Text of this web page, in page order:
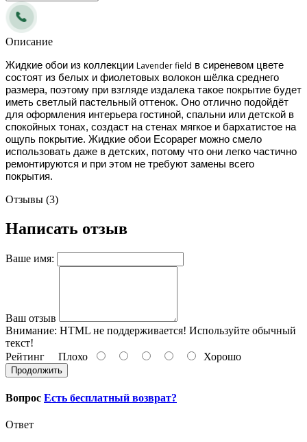
Описание
Жидкие обои из коллекции Lavender field в сиреневом цвете
состоят из белых и фиолетовых волокон шёлка среднего
размера, поэтому при взгляде издалека такое покрытие будет
иметь светлый пастельный оттенок. Оно отлично подойдёт
для оформления интерьера гостиной, спальни или детской в
спокойных тонах, создаст на стенах мягкое и бархатистое на
ощупь покрытие. Жидкие обои Ecopaper можно смело
использовать даже в детских, потому что они легко частично
ремонтируются и при этом не требуют замены всего
покрытия.
Отзывы (3)
Написать отзыв
Ваше имя:
Ваш отзыв
Внимание: HTML не поддерживается! Используйте обычный
текст!
Рейтинг Плохо Хорошо
Продолжить
Вопрос Есть бесплатный возврат?
Ответ